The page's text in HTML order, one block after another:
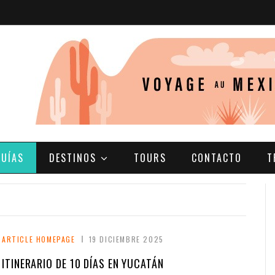
DESTINOS TOURS CONTACTO
ARTICLE HOMEPAGE 19 DICIEMBRE 2025
ITINERARIO DE 10 DÍAS EN YUCATÁN